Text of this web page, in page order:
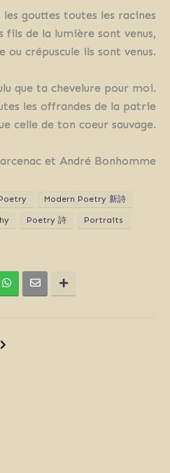
gouttes toutes les racines
fils de la lumière sont venus,
ou crépuscule ils sont venus.
que ta chevelure pour moi.
les offrandes de la patrie
celle de ton coeur sauvage.
et André Bonhomme
Modern Poetry 新詩
Poetry 詩 Portraits